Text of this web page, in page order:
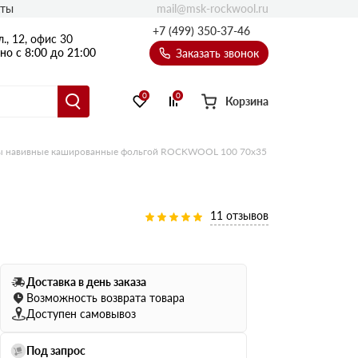
12, офис 30
с 8:00 до 21:00
+7 (499) 350-37-46
Заказать звонок
Ультратонкий
75 мм
100 мм
Балкон
Эсктра
Оптима
0 0 Корзина
mail@msk-rockwool.ru
кашированные фольгой ROCKWOOL 100 70х35
11 отзывов
Доставка в день заказа
Возможность возврата товара
Доступен самовывоз
Под запрос